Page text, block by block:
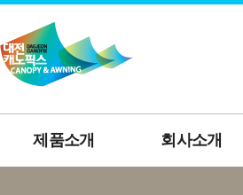
제품소개 회사소개